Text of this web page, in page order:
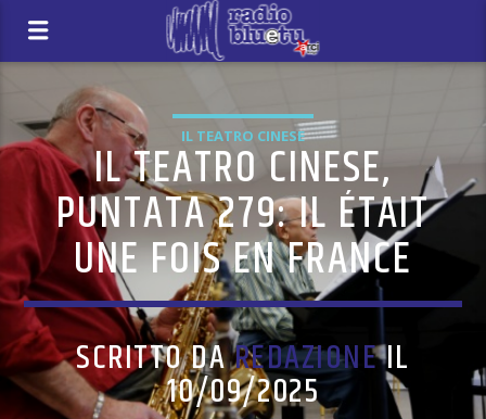
IL TEATRO CINESE
IL TEATRO CINESE,
PUNTATA 279: IL ÉTAIT
UNE FOIS EN FRANCE
SCRITTO DAREDAZIONEIL
10/09/2025